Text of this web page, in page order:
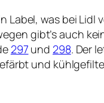
Label, was bei
gibt’s auch
297 und 298. Der
und